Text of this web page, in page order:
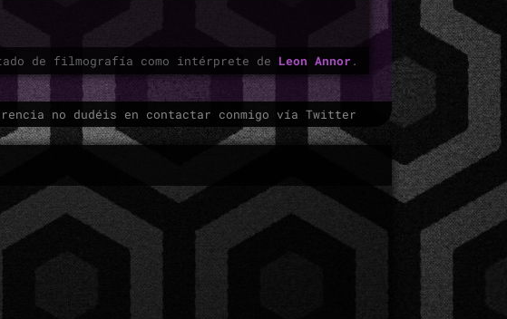
de filmografía como intérprete de Leon Annor .
no dudéis en contactar conmigo vía Twitter